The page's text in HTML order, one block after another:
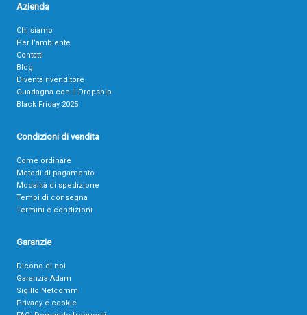
Azienda
Chi siamo
Per l’ambiente
Contatti
Blog
Diventa rivenditore
Guadagna con il Dropship
Black Friday 2025
Condizioni di vendita
Come ordinare
Metodi di pagamento
Modalità di spedizione
Tempi di consegna
Termini e condizioni
Garanzie
Dicono di noi
Garanzia Adam
Sigillo Netcomm
Privacy e cookie